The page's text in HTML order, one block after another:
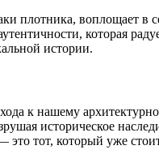
плотника, воплощает в
которая
истории.
к нашему
историческое
тот, который уже